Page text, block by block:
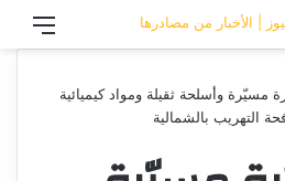
مسيّرة وأسلحة ثقيلة ومواد كيميائية
التهريب بالشمالية